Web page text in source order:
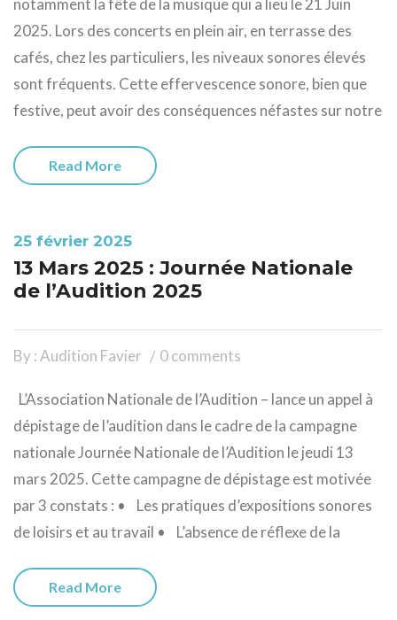
notamment la fête de la musique qui a lieu le 21 Juin
2025. Lors des concerts en plein air, en terrasse des
cafés, chez les particuliers, les niveaux sonores élevés
sont fréquents. Cette effervescence sonore, bien que
festive, peut avoir des conséquences néfastes sur notre
Read More
25 février 2025
13 Mars 2025 : Journée Nationale
de l’Audition 2025
By : Audition Favier 0 comments
L’Association Nationale de l’Audition – lance un appel à
dépistage de l’audition dans le cadre de la campagne
nationale Journée Nationale de l’Audition le jeudi 13
mars 2025. Cette campagne de dépistage est motivée
par 3 constats : • Les pratiques d’expositions sonores
de loisirs et au travail • L’absence de réflexe de la
Read More